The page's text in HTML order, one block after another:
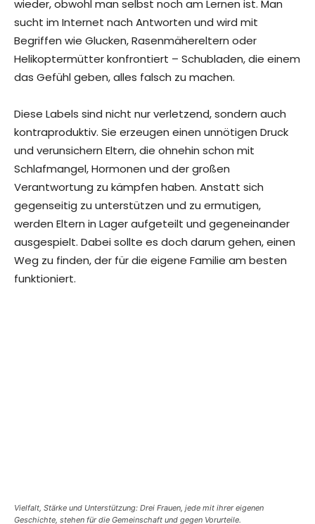
wieder, obwohl man selbst noch am Lernen ist. Man
sucht im Internet nach Antworten und wird mit
Begriffen wie Glucken, Rasenmähereltern oder
Helikoptermütter konfrontiert – Schubladen, die einem
das Gefühl geben, alles falsch zu machen.
Diese Labels sind nicht nur verletzend, sondern auch
kontraproduktiv. Sie erzeugen einen unnötigen Druck
und verunsichern Eltern, die ohnehin schon mit
Schlafmangel, Hormonen und der großen
Verantwortung zu kämpfen haben. Anstatt sich
gegenseitig zu unterstützen und zu ermutigen,
werden Eltern in Lager aufgeteilt und gegeneinander
ausgespielt. Dabei sollte es doch darum gehen, einen
Weg zu finden, der für die eigene Familie am besten
funktioniert.
Vielfalt, Stärke und Unterstützung: Drei Frauen, jede mit ihrer eigenen
Geschichte, stehen für die Gemeinschaft und gegen Vorurteile.